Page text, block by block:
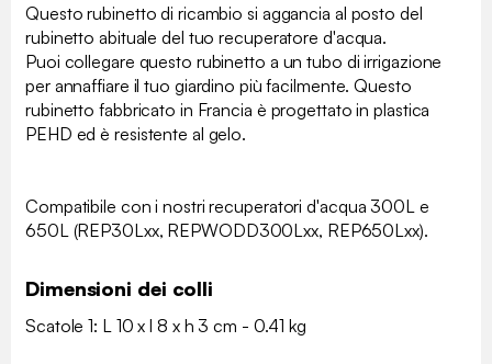
Questo rubinetto di ricambio si aggancia al posto del
rubinetto abituale del tuo recuperatore d'acqua.
Puoi collegare questo rubinetto a un tubo di irrigazione
per annaffiare il tuo giardino più facilmente. Questo
rubinetto fabbricato in Francia è progettato in plastica
PEHD ed è resistente al gelo.
Compatibile con i nostri recuperatori d'acqua 300L e
650L (REP30Lxx, REPWODD300Lxx, REP650Lxx).
Dimensioni dei colli
Scatole 1: L 10 x l 8 x h 3 cm - 0.41 kg